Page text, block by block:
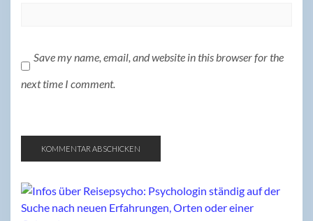
Save my name, email, and website in this browser for the
next time I comment.